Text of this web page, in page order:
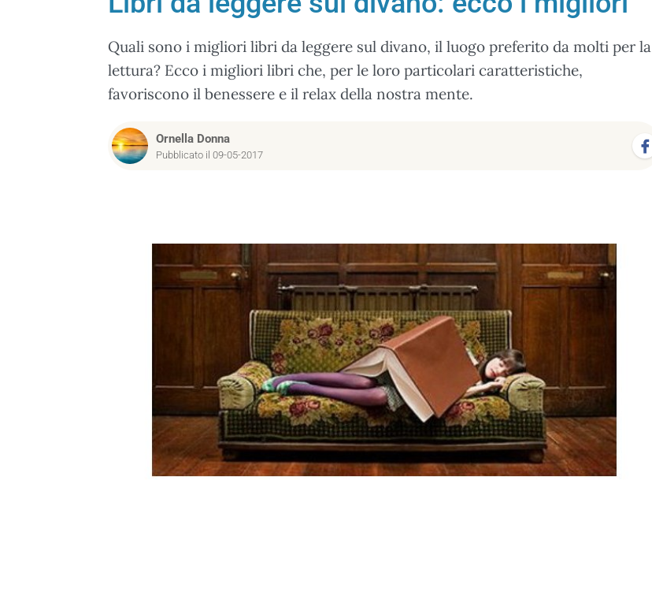
Quali sono i migliori libri da leggere sul divano, il luogo preferito da molti per la
lettura? Ecco i migliori libri che, per le loro particolari caratteristiche,
favoriscono il benessere e il relax della nostra mente.
Ornella Donna
Pubblicato il 09-05-2017